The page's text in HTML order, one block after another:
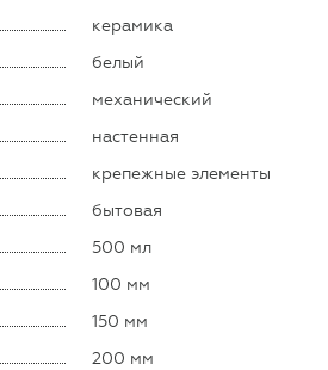
керамика
белый
механический
настенная
крепежные элементы
бытовая
500 мл
100 мм
150 мм
200 мм